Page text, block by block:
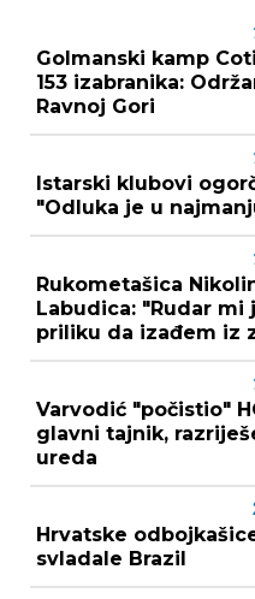
Golmanski kamp
153 izabranika:
Ravnoj Gori
Istarski klubovi
"Odluka je u
Rukometašica
Labudica: "Rudar
priliku da izađem iz
Varvodić "počistio"
glavni tajnik,
ureda
Hrvatske
svladale Brazil